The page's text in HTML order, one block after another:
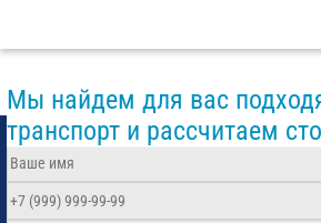
Мы найдем для вас
транспорт и рассчитаем